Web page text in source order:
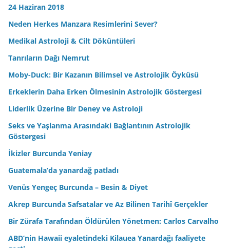
24 Haziran 2018
Neden Herkes Manzara Resimlerini Sever?
Medikal Astroloji & Cilt Döküntüleri
Tanrıların Dağı Nemrut
Moby-Duck: Bir Kazanın Bilimsel ve Astrolojik Öyküsü
Erkeklerin Daha Erken Ölmesinin Astrolojik Göstergesi
Liderlik Üzerine Bir Deney ve Astroloji
Seks ve Yaşlanma Arasındaki Bağlantının Astrolojik
Göstergesi
İkizler Burcunda Yeniay
Guatemala’da yanardağ patladı
Venüs Yengeç Burcunda – Besin & Diyet
Akrep Burcunda Safsatalar ve Az Bilinen Tarihî Gerçekler
Bir Zürafa Tarafından Öldürülen Yönetmen: Carlos Carvalho
ABD’nin Hawaii eyaletindeki Kilauea Yanardağı faaliyete